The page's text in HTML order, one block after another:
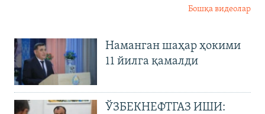
Бошқа видеолар
Наманган шаҳар ҳокими
11 йилга қамалди
ЎЗБЕКНЕФТГАЗ ИШИ: